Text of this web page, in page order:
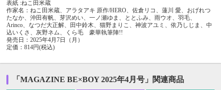
表紙 :ねこ田米蔵
作家名：ねこ田米蔵、アラタアキ 原作/HERO、佐倉リコ、蓮川 愛、おげれつ
たなか、沖田有帆、芽沢めい、一ノ瀬ゆま、ととふみ、雨ウオ、羽毛、
Arinco、なつだ大正解、田中鈴木、猫野まりこ、神波アユミ、依乃しじま、中
込いくさ、灰野ネム、くら毛 豪華執筆陣!!
発売日：2025年4月7日（月）
定価：814円(税込)
「MAGAZINE BE×BOY 2025年4月号」関連商品